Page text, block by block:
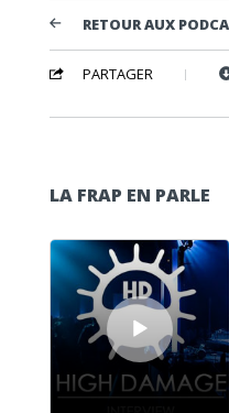
RETOUR AUX
PARTAGER
LA FRAP EN PARLE
Lecteur audio